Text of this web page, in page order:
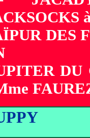
DES
DU